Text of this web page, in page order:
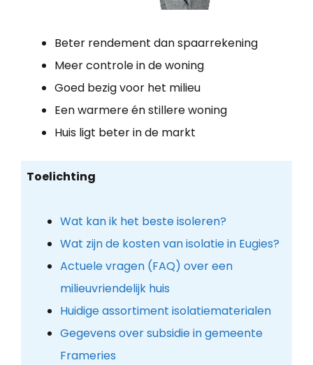
Beter rendement dan spaarrekening
Meer controle in de woning
Goed bezig voor het milieu
Een warmere én stillere woning
Huis ligt beter in de markt
Toelichting
Wat kan ik het beste isoleren?
Wat zijn de kosten van isolatie in Eugies?
Actuele vragen (FAQ) over een
milieuvriendelijk huis
Huidige assortiment isolatiematerialen
Gegevens over subsidie in gemeente
Frameries